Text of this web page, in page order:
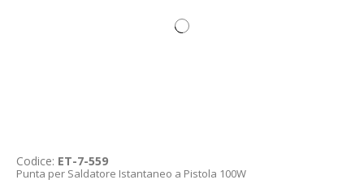
Codice: ET-7-559
Punta per Saldatore Istantaneo a Pistola 100W